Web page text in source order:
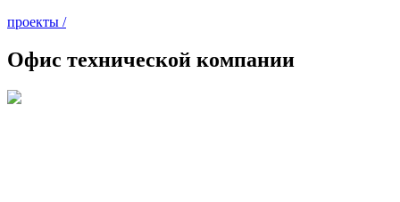
проекты /
Офис технической компании